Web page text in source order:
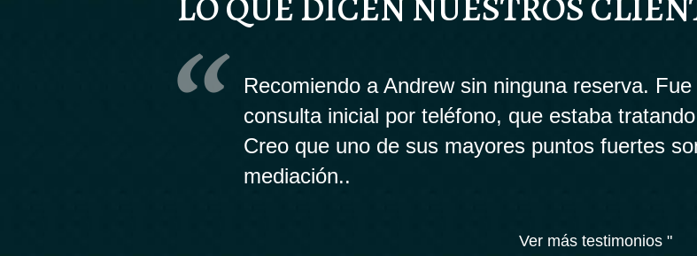
Recomiendo a Andrew sin ninguna reserva.
consulta inicial por teléfono, que estaba
Creo que uno de sus mayores puntos fuertes
mediación..
Ver más testimonios "